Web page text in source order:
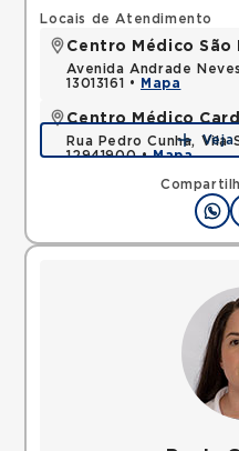
Locais de Atendimento
Centro Médico São
Avenida Andrade
13013161 •
Mapa
Centro Médico
Rua Pedro Cunha, Vila
12941900 •Mapa
Veja